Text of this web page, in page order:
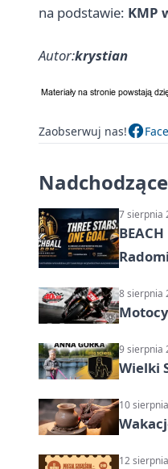
na podstawie: KMP
Autor:krystian
Zaobserwuj nas!
7 sierpnia
8 sierpnia
9 sierpnia
Wielki
10
12